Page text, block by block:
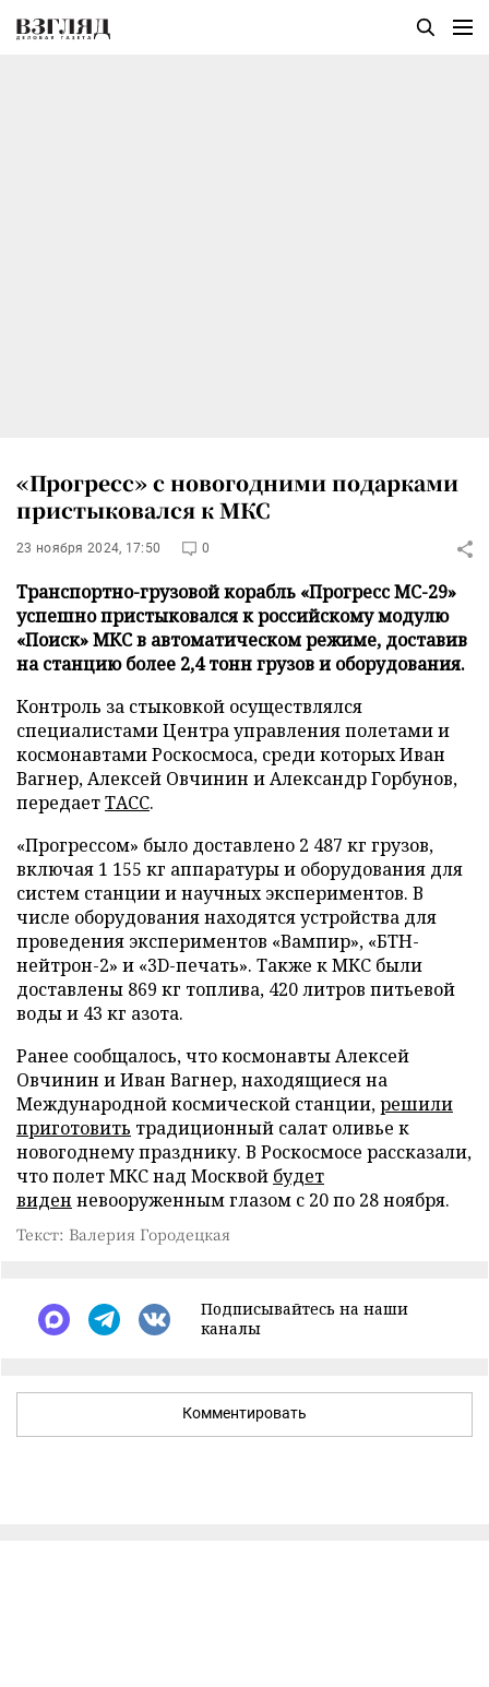
«Прогресс» с новогодними подарками
пристыковался к МКС
23 ноября 2024, 17:50 0
Транспортно-грузовой корабль «Прогресс МС-29»
успешно пристыковался к российскому модулю
«Поиск» МКС в автоматическом режиме, доставив
на станцию более 2,4 тонн грузов и оборудования.
Контроль за стыковкой осуществлялся
специалистами Центра управления полетами и
космонавтами Роскосмоса, среди которых Иван
Вагнер, Алексей Овчинин и Александр Горбунов,
передаетТАСС.
«Прогрессом» было доставлено 2 487 кг грузов,
включая 1 155 кг аппаратуры и оборудования для
систем станции и научных экспериментов. В
числе оборудования находятся устройства для
проведения экспериментов «Вампир», «БТН-
нейтрон-2» и «3D-печать». Также к МКС были
доставлены 869 кг топлива, 420 литров питьевой
воды и 43 кг азота.
Ранее сообщалось, что космонавты Алексей
Овчинин и Иван Вагнер, находящиеся на
Международной космической станции,решили
приготовить традиционный салат оливье к
новогоднему празднику. В Роскосмосе рассказали,
что полет МКС над Москвой будет
виден невооруженным глазом с 20 по 28 ноября.
Текст: Валерия Городецкая
Подписывайтесь на наши
каналы
Комментировать